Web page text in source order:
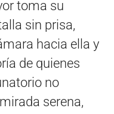
toma su
sin prisa,
hacia ella y
de quienes
no
serena,